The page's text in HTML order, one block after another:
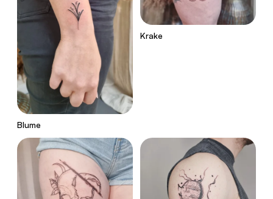
Blume
Krake